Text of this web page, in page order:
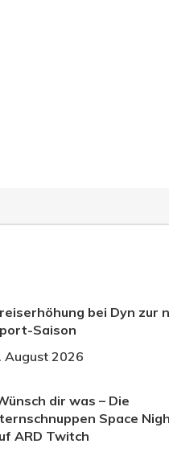
bei Dyn zur
Saison
August 2026
dir was – Die
Space
ARD Twitch